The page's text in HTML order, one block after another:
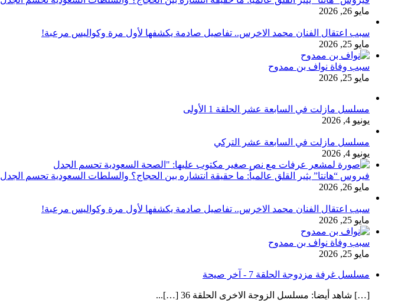
مايو 26, 2026
سبب اعتقال الفنان محمد الاخرس.. تفاصيل صادمة يكشفها لأول مرة وكواليس مرعبة!
مايو 25, 2026
سبب وفاة نواف بن ممدوح
مايو 25, 2026
مسلسل مازلت في السابعة عشر الحلقة 1 الأولى
يونيو 4, 2026
مسلسل مازلت في السابعة عشر التركي
يونيو 4, 2026
فيروس “هانتا” يثير القلق عالمياً: ما حقيقة انتشاره بين الحجاج؟ والسلطات السعودية تحسم الجدل
مايو 26, 2026
سبب اعتقال الفنان محمد الاخرس.. تفاصيل صادمة يكشفها لأول مرة وكواليس مرعبة!
مايو 25, 2026
سبب وفاة نواف بن ممدوح
مايو 25, 2026
مسلسل غرفة مزدوجة الحلقة 7 - آخر صيحة
[…] شاهد أيضا: مسلسل الزوجة الاخرى الحلقة 36 […]...